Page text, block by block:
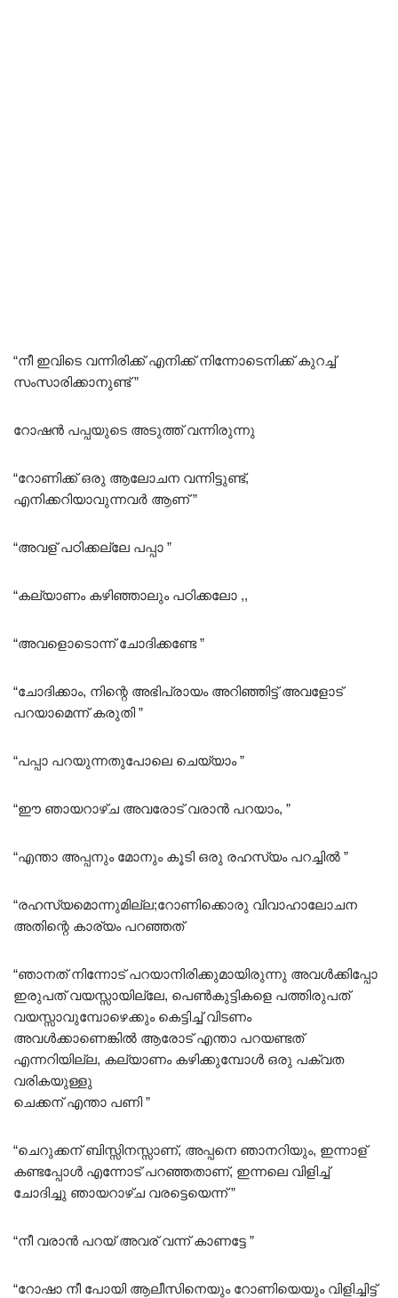
“നീ ഇവിടെ വന്നിരിക്ക് എനിക്ക് നിന്നോടെനിക്ക് കുറച്ച്
സംസാരിക്കാനുണ്ട് ”
റോഷൻ പപ്പയുടെ അടുത്ത് വന്നിരുന്നു
“റോണിക്ക് ഒരു ആലോചന വന്നിട്ടുണ്ട്,
എനിക്കറിയാവുന്നവർ ആണ് ”
“അവള് പഠിക്കല്ലേ പപ്പാ ”
“കല്യാണം കഴിഞ്ഞാലും പഠിക്കലോ ,,
“അവളൊടൊന്ന് ചോദിക്കണ്ടേ ”
“ചോദിക്കാം, നിന്റെ അഭിപ്രായം അറിഞ്ഞിട്ട് അവളോട്
പറയാമെന്ന് കരുതി ”
“പപ്പാ പറയുന്നതുപോലെ ചെയ്യാം ”
“ഈ ഞായറാഴ്ച അവരോട് വരാൻ പറയാം, ”
“എന്താ അപ്പനും മോനും കൂടി ഒരു രഹസ്യം പറച്ചിൽ ”
“രഹസ്യമൊന്നുമില്ല;റോണിക്കൊരു വിവാഹാലോചന
അതിന്റെ കാര്യം പറഞ്ഞത്
“ഞാനത് നിന്നോട് പറയാനിരിക്കുമായിരുന്നു അവൾക്കിപ്പോ
ഇരുപത് വയസ്സായില്ലേ, പെൺകുട്ടികളെ പത്തിരുപത്
വയസ്സാവുമ്പോഴെക്കും കെട്ടിച്ച് വിടണം
അവൾക്കാണെങ്കിൽ ആരോട് എന്താ പറയണ്ടത്
എന്നറിയില്ല, കല്യാണം കഴിക്കുമ്പോൾ ഒരു പക്വത
വരികയുള്ളു
ചെക്കന് എന്താ പണി ”
“ചെറുക്കന് ബിസ്സിനസ്സാണ്, അപ്പനെ ഞാനറിയും, ഇന്നാള്
കണ്ടപ്പോൾ എന്നോട് പറഞ്ഞതാണ്, ഇന്നലെ വിളിച്ച്
ചോദിച്ചു ഞായറാഴ്ച വരട്ടെയെന്ന് ”
“നീ വരാൻ പറയ് അവര് വന്ന് കാണട്ടേ ”
“റോഷാ നീ പോയി ആലീസിനെയും റോണിയെയും വിളിച്ചിട്ട്